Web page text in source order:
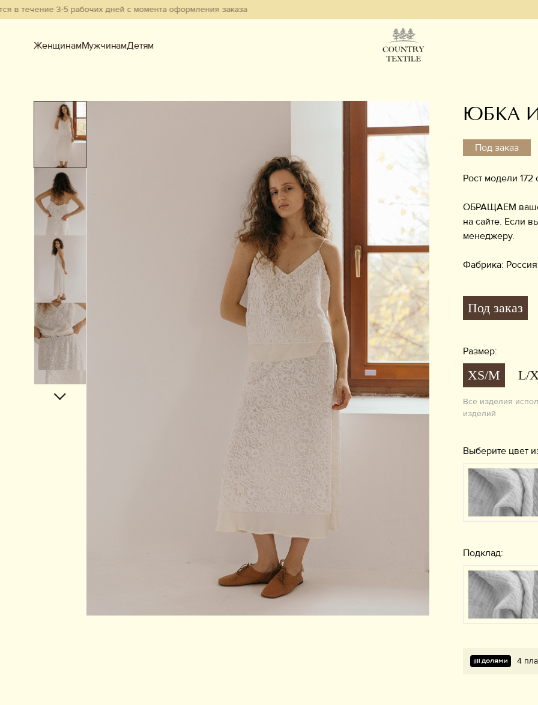
3-5 рабочих дней с момента оформления заказа
ЖенщинамМужчинамДетям
Смотреть всё
Новинки
В наличии
Бестселлеры
Одежда
Украшения
Подарочный сертификат
ЮБКА
Под заказ
Рост модели 172
ОБРАЩАЕМ ваше
на сайте. Если
менеджеру.
Фабрика:
Под заказ
Размер:
XS/M L/
Все изделия
изделий
Выберите цвет
Подклад:
4